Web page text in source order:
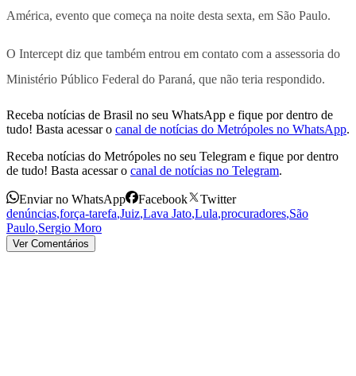
América, evento que começa na noite desta sexta, em São Paulo.
O Intercept diz que também entrou em contato com a assessoria do
Ministério Público Federal do Paraná, que não teria respondido.
Receba notícias de Brasil no seu WhatsApp e fique por dentro de
tudo! Basta acessar o canal de notícias do Metrópoles no WhatsApp.
Receba notícias do Metrópoles no seu Telegram e fique por dentro
de tudo! Basta acessar o canal de notícias no Telegram.
Enviar no WhatsApp Facebook
Twitter
denúncias,força-tarefa,Juiz,Lava Jato,Lula,procuradores,São
Paulo,Sergio Moro
Ver Comentários